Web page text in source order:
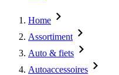
Home
Assortiment
Auto & fiets
Autoaccessoires